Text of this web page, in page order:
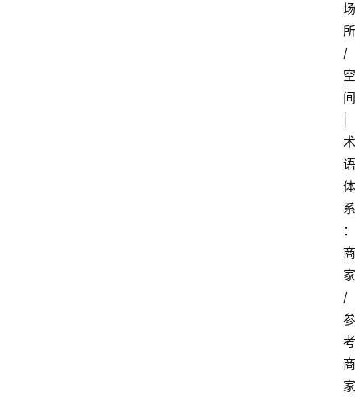
场
所
/
空
间
术
语
体
系
：
商
家
/
参
考
商
家